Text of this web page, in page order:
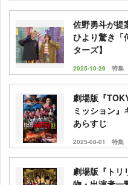
佐野勇斗が提
ひより驚き「
ターズ】
2025-10-26 特集
劇場版『
ミッション
あらすじ
2025-08-01 特集
劇場版『トリ